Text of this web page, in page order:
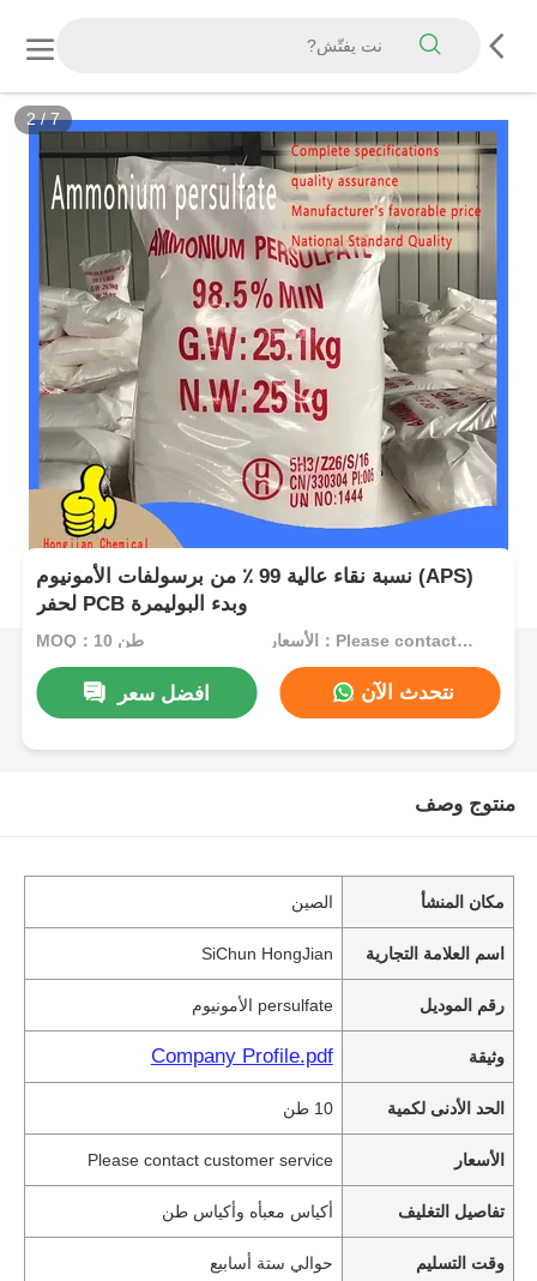
2/7
نسبة نقاء عالية 99 ٪ من برسولفات الأمونيوم (APS)
لحفر PCB وبدء البوليمرة
MOQ：10 طن الأسعار：Please contact customer service
افضل سعر نتحدث الآن
منتوج وصف
مكان المنشأ الصين
اسم العلامة التجارية SiChun HongJian
رقم الموديل persulfate الأمونيوم
وثيقة Company Profile.pdf
الحد الأدنى لكمية 10 طن
الأسعار Please contact customer service
تفاصيل التغليف أكياس معبأه وأكياس طن
وقت التسليم حوالي ستة أسابيع